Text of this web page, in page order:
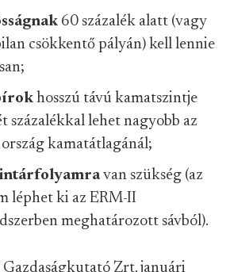
60 százalék alatt (vagy
csökkentő pályán) kell lennie
hosszú távú kamatszintje
százalékkal lehet nagyobb az
kamatátlagánál;
van szükség (az
léphet ki az ERM-II
meghatározott sávból).
Gazdaságkutató Zrt. januári